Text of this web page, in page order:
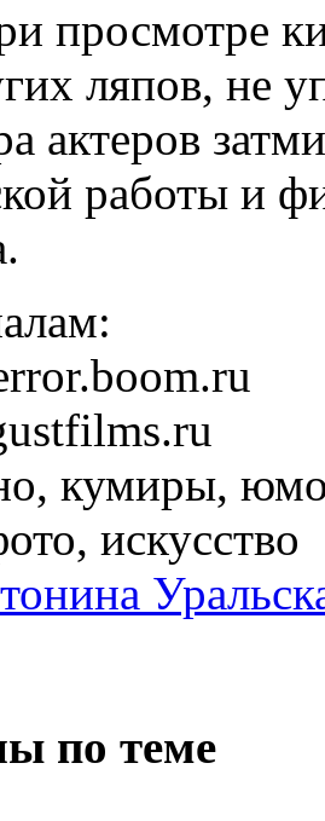
просмотре
ляпов, не
актеров
работы и
кумиры,
искусство
по теме